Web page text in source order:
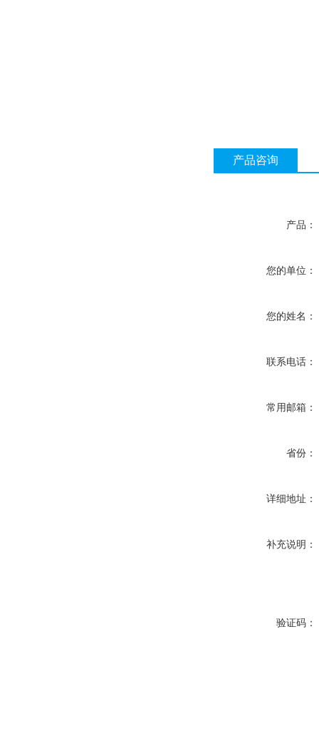
产品咨询
产品：
您的单位：
您的姓名：
联系电话：
常用邮箱：
省份：
详细地址：
补充说明：
验证码：